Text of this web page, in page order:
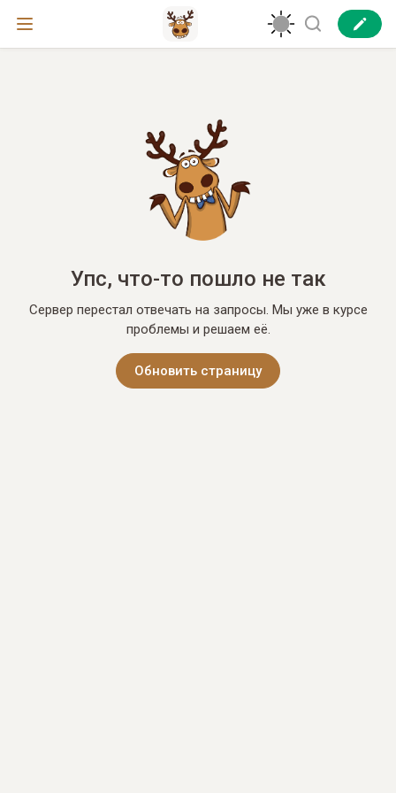
Упс, что-то пошло не так
Сервер перестал отвечать на запросы. Мы уже в курсе
проблемы и решаем её.
Обновить страницу